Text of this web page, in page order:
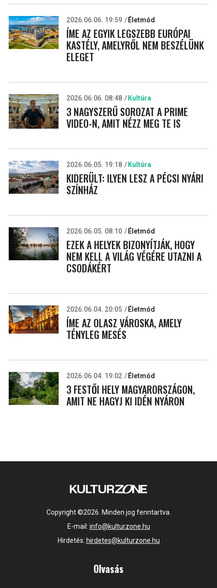
2026.06.06. 19:59 Életmód
ÍME AZ EGYIK LEGSZEBB EURÓPAI
KASTÉLY, AMELYRŐL NEM BESZÉLÜNK
ELEGET
2026.06.06. 08:48 Kultúra
3 NAGYSZERŰ SOROZAT A PRIME
VIDEO-N, AMIT NÉZZ MEG TE IS
2026.06.05. 19:18 Kultúra
KIDERÜLT: ILYEN LESZ A PÉCSI NYÁRI
SZÍNHÁZ
2026.06.05. 08:10 Életmód
EZEK A HELYEK BIZONYÍTJÁK, HOGY
NEM KELL A VILÁG VÉGÉRE UTAZNI A
CSODÁKÉRT
2026.06.04. 20:05 Életmód
ÍME AZ OLASZ VÁROSKA, AMELY
TÉNYLEG MESÉS
2026.06.04. 19:02 Életmód
3 FESTŐI HELY MAGYARORSZÁGON,
AMIT NE HAGYJ KI IDÉN NYÁRON
Copyright ©2026. Minden jog fenntartva.
E-mail: info@kulturzone.hu
Hirdetés: hirdetes@kulturzone.hu
Olvasás